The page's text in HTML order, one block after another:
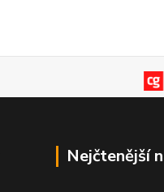
Nejčtenější